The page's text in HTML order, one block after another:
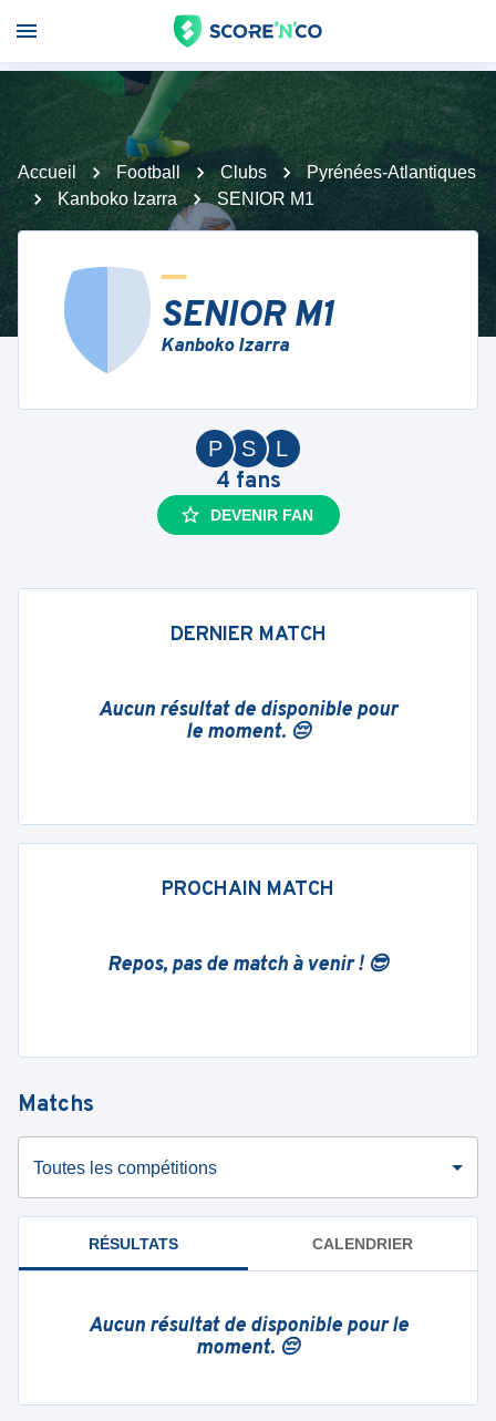
Accueil Football Clubs
Pyrénées-Atlantiques
Kanboko Izarra
SENIOR M1
SENIOR M1
Kanboko Izarra
L
S
P
4 fans
DEVENIR FAN
DERNIER MATCH
Aucun résultat de disponible pour
le moment. 😔
PROCHAIN MATCH
Repos, pas de match à venir ! 😎
Matchs
Toutes les compétitions
RÉSULTATS CALENDRIER
Aucun résultat de disponible pour le
moment. 😔